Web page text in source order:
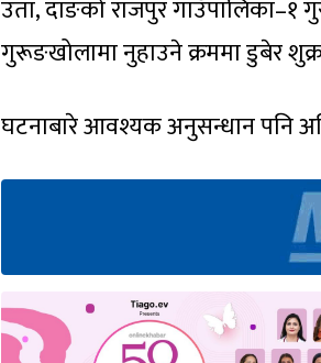
उता, दाङको राजपुर गाउँपालिका–१
गुरूङखोलामा नुहाउने क्रममा डुबेर
घटनाबारे आवश्यक अनुसन्धान पनि